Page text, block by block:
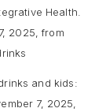
Health.
2025, from
and kids:
7, 2025,